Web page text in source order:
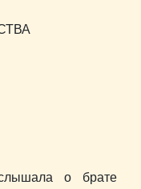
о брате